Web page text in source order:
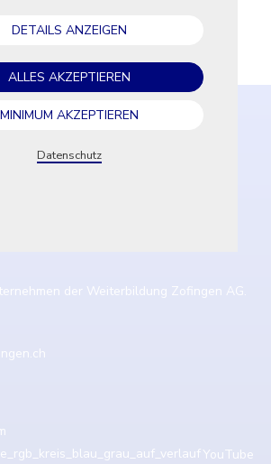
27
der Weiterbildung Zofingen AG.
YouTube
DETAILS ANZEIGEN
ALLES AKZEPTIEREN
MINIMUM AKZEPTIEREN
Datenschutz
Diese